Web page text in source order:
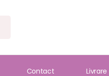
Contact Livrare